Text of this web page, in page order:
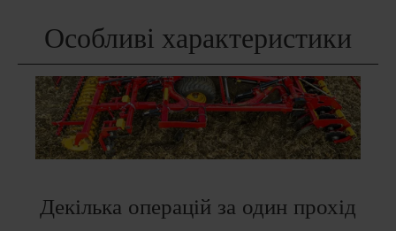
Особливі характеристики
Декілька операцій за один прохід